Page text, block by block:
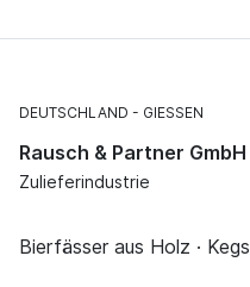
DEUTSCHLAND GIESSEN
Rausch & Partner GmbH
Zulieferindustrie
Bierfässer aus Holz · Kegs